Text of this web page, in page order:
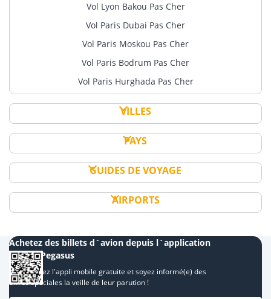
Vol Lyon Bakou Pas Cher
Vol Paris Dubai Pas Cher
Vol Paris Moskou Pas Cher
Vol Paris Bodrum Pas Cher
Vol Paris Hurghada Pas Cher
VILLES
PAYS
GUIDES DE VOYAGE
AIRPORTS
Achetez des billets d`avion depuis l`application
mobile Pegasus
Téléchargez l'appli mobile gratuite et soyez informé(e) des
offres spéciales la veille de leur parution !